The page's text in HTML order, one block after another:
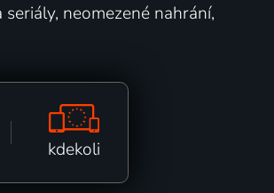
neomezené nahrání,
kdekoli